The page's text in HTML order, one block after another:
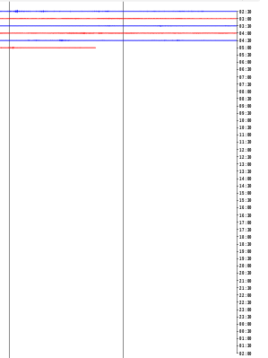
02:30
03:00
03:30
04:00
04:30
05:00
05:30
06:00
06:30
07:00
07:30
08:00
08:30
09:00
09:30
10:00
10:30
11:00
11:30
12:00
12:30
13:00
13:30
14:00
14:30
15:00
15:30
16:00
16:30
17:00
17:30
18:00
18:30
19:00
19:30
20:00
20:30
21:00
21:30
22:00
22:30
23:00
23:30
00:00
00:30
01:00
01:30
02:00